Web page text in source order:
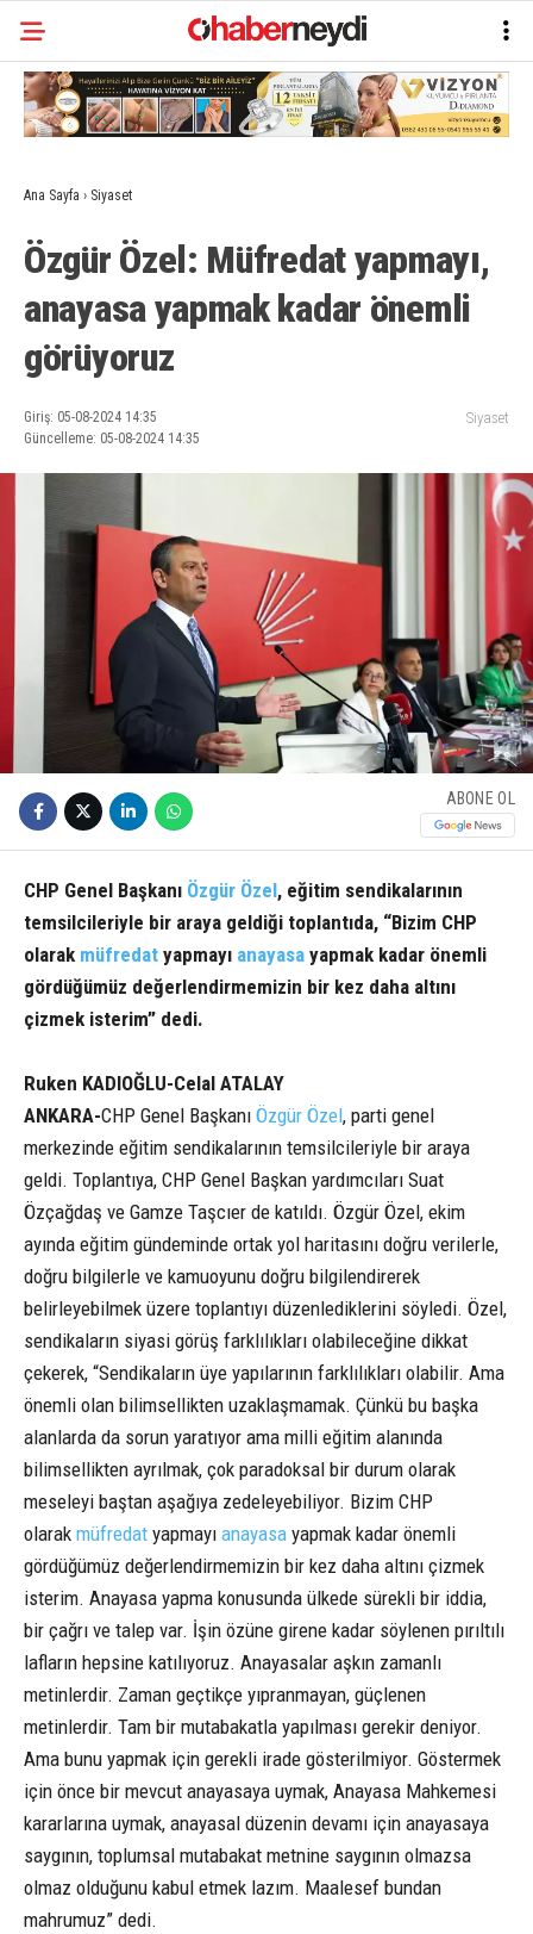
Ana Sayfa › Siyaset
Özgür Özel: Müfredat yapmayı,
anayasa yapmak kadar önemli
görüyoruz
Giriş: 05-08-2024 14:35
Güncelleme: 05-08-2024 14:35
Siyaset
ABONE OL
CHP Genel Başkanı Özgür Özel, eğitim sendikalarının
temsilcileriyle bir araya geldiği toplantıda, “Bizim CHP
olarak müfredat yapmayı anayasa yapmak kadar önemli
gördüğümüz değerlendirmemizin bir kez daha altını
çizmek isterim” dedi.
Ruken KADIOĞLU-Celal ATALAY
ANKARA-CHP Genel Başkanı Özgür Özel, parti genel
merkezinde eğitim sendikalarının temsilcileriyle bir araya
geldi. Toplantıya, CHP Genel Başkan yardımcıları Suat
Özçağdaş ve Gamze Taşcıer de katıldı. Özgür Özel, ekim
ayında eğitim gündeminde ortak yol haritasını doğru verilerle,
doğru bilgilerle ve kamuoyunu doğru bilgilendirerek
belirleyebilmek üzere toplantıyı düzenlediklerini söyledi. Özel,
sendikaların siyasi görüş farklılıkları olabileceğine dikkat
çekerek, “Sendikaların üye yapılarının farklılıkları olabilir. Ama
önemli olan bilimsellikten uzaklaşmamak. Çünkü bu başka
alanlarda da sorun yaratıyor ama milli eğitim alanında
bilimsellikten ayrılmak, çok paradoksal bir durum olarak
meseleyi baştan aşağıya zedeleyebiliyor. Bizim CHP
olarak müfredat yapmayı anayasa yapmak kadar önemli
gördüğümüz değerlendirmemizin bir kez daha altını çizmek
isterim. Anayasa yapma konusunda ülkede sürekli bir iddia,
bir çağrı ve talep var. İşin özüne girene kadar söylenen pırıltılı
lafların hepsine katılıyoruz. Anayasalar aşkın zamanlı
metinlerdir. Zaman geçtikçe yıpranmayan, güçlenen
metinlerdir. Tam bir mutabakatla yapılması gerekir deniyor.
Ama bunu yapmak için gerekli irade gösterilmiyor. Göstermek
için önce bir mevcut anayasaya uymak, Anayasa Mahkemesi
kararlarına uymak, anayasal düzenin devamı için anayasaya
saygının, toplumsal mutabakat metnine saygının olmazsa
olmaz olduğunu kabul etmek lazım. Maalesef bundan
mahrumuz” dedi.